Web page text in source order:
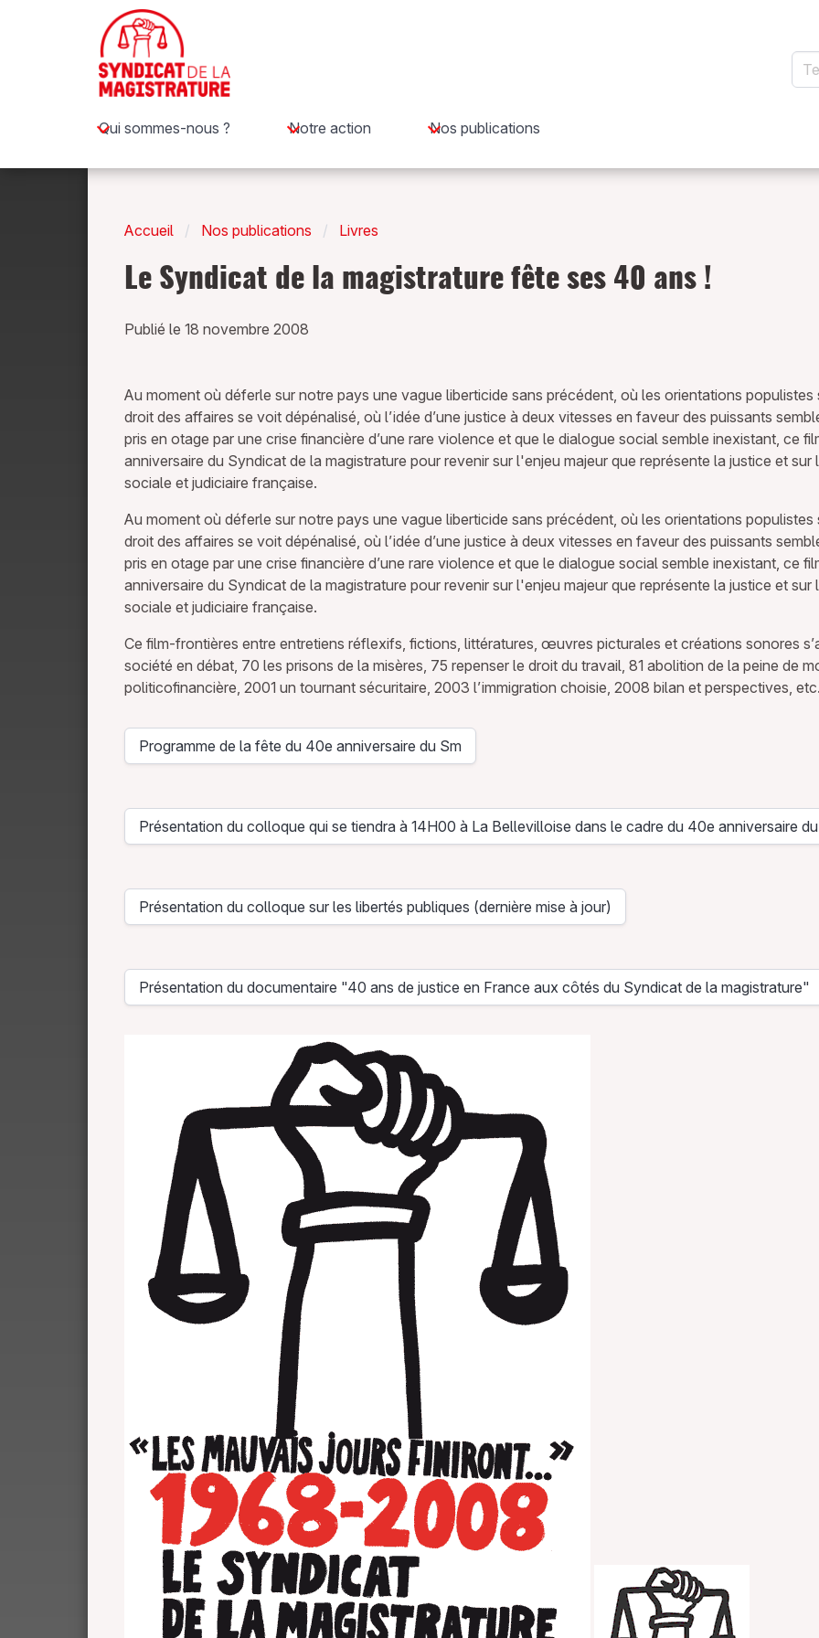
Qui sommes-nous ? Notre action Nos publications
Accueil Nos publications Livres
Le Syndicat de la magistrature fête ses 40 ans !
Publié le 18 novembre 2008
Au moment où déferle sur notre pays une vague liberticide sans précédent, où les orientations
droit des affaires se voit dépénalisé, où l’idée d’une justice à deux vitesses en faveur des puissants
pris en otage par une crise financière d’une rare violence et que le dialogue social semble inexistant, ce
anniversaire du Syndicat de la magistrature pour revenir sur l'enjeu majeur que représente la justice et sur
sociale et judiciaire française.
Au moment où déferle sur notre pays une vague liberticide sans précédent, où les orientations
droit des affaires se voit dépénalisé, où l’idée d’une justice à deux vitesses en faveur des puissants
pris en otage par une crise financière d’une rare violence et que le dialogue social semble inexistant, ce
anniversaire du Syndicat de la magistrature pour revenir sur l'enjeu majeur que représente la justice et sur
sociale et judiciaire française.
Ce film-frontières entre entretiens réflexifs, fictions, littératures, œuvres picturales et créations sonores
société en débat, 70 les prisons de la misères, 75 repenser le droit du travail, 81 abolition de la peine de
politicofinancière, 2001 un tournant sécuritaire, 2003 l’immigration choisie, 2008 bilan et perspectives,
Télécharger
Programme de la fête du 40e anniversaire du Sm
Télécharger
Présentation du colloque qui se tiendra à 14H00 à La Bellevilloise dans le cadre du 40e anniversaire
Télécharger
Présentation du colloque sur les libertés publiques (dernière mise à jour)
Télécharger
Présentation du documentaire "40 ans de justice en France aux côtés du Syndicat de la magistrature"